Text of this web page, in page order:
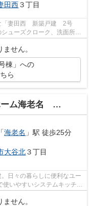
田西３丁目
「妻田西 新築戸建 2号
ューズクローク、洗面所に
せん。
棟」への
ら
大谷北新築戸建
「海老名 」駅 徒歩25分
大谷北３丁目
日々の暮らしに便利なユー
使いやすいシステムキッチン
せん。